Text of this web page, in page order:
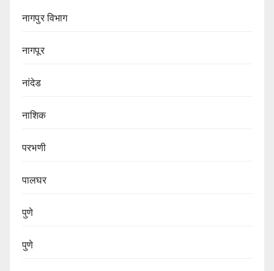
नागपुर‌ विभाग‌
नागपूर
नांदेड
नाशिक
परभणी
पालघर
पुणे
पुणे